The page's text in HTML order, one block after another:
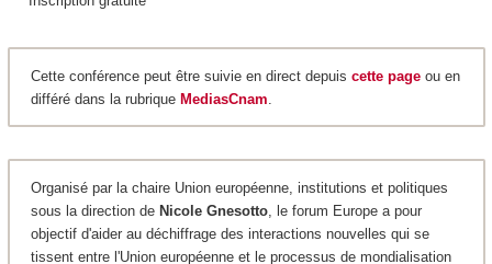
Cette conférence peut être suivie en direct depuis cette pageou en
différé dans la rubrique MediasCnam
Organisé par la chaire Union européenne, institutions et politiques
sous la direction deNicole Gnesotto, le forum Europe a pour
objectif d'aider au déchiffrage des interactions nouvelles qui se
tissent entre l'Union européenne et le processus de mondialisation